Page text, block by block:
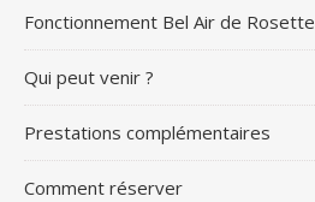
Fonctionnement Bel Air de Rosette
Qui peut venir ?
Prestations complémentaires
Comment réserver